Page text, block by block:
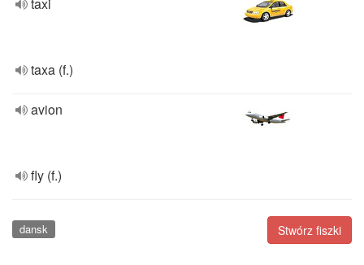
taxa (f.)
avion
fly (f.)
Stwórz fiszki
dansk